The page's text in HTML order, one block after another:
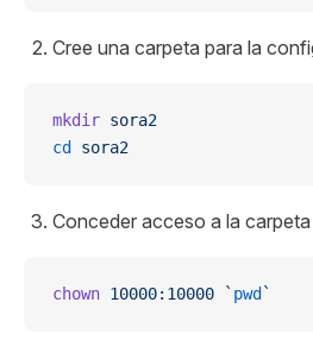
Cree una carpeta para la
mkdir sora2
cd
sora2
Conceder acceso a la
chown 10000:10000 ` pwd `